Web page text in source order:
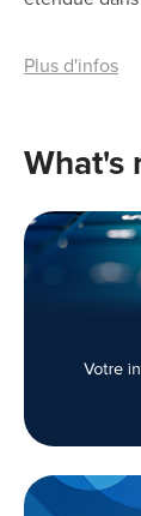
Plus d'infos
What's